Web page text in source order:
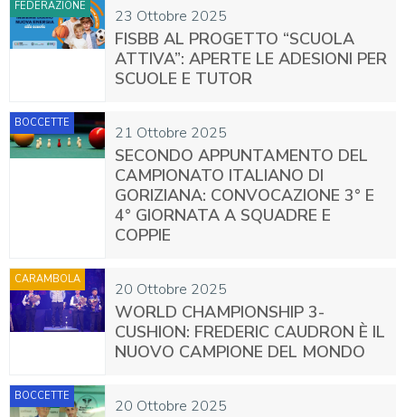
23 Ottobre 2025
FEDERAZIONE
FISBB AL PROGETTO “SCUOLA
ATTIVA”: APERTE LE ADESIONI PER
SCUOLE E TUTOR
21 Ottobre 2025
BOCCETTE
SECONDO APPUNTAMENTO DEL
CAMPIONATO ITALIANO DI
GORIZIANA: CONVOCAZIONE 3° E
4° GIORNATA A SQUADRE E
COPPIE
20 Ottobre 2025
CARAMBOLA
WORLD CHAMPIONSHIP 3-
CUSHION: FREDERIC CAUDRON È IL
NUOVO CAMPIONE DEL MONDO
20 Ottobre 2025
BOCCETTE